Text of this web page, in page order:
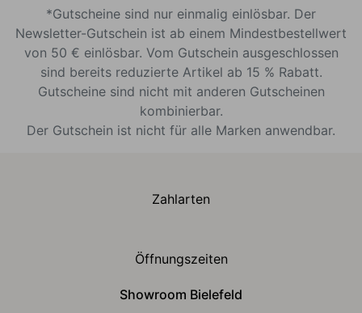
*Gutscheine sind nur einmalig einlösbar. Der
Newsletter-Gutschein ist ab einem Mindestbestellwert
von 50 € einlösbar. Vom Gutschein ausgeschlossen
sind bereits reduzierte Artikel ab 15 % Rabatt.
Gutscheine sind nicht mit anderen Gutscheinen
kombinierbar.
Der Gutschein ist nicht für alle Marken anwendbar.
Zahlarten
Öffnungszeiten
Showroom Bielefeld